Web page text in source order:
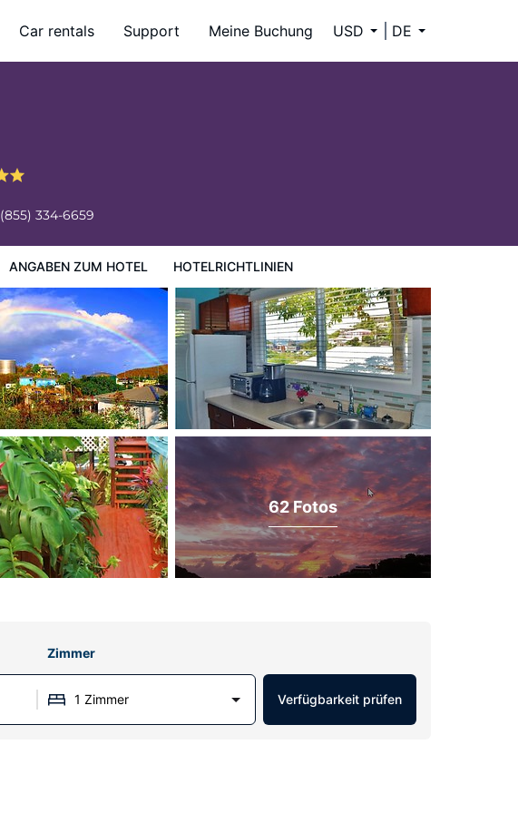
Car rentals Support Meine Buchung USD DE
(855) 334-6659
ANGABEN ZUM HOTEL HOTELRICHTLINIEN
62 Fotos
Zimmer
1 Zimmer Verfügbarkeit prüfen